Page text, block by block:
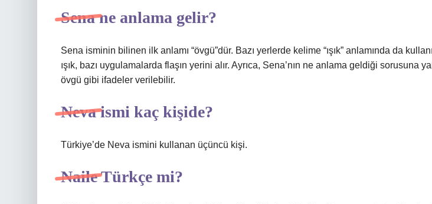
Sena ne anlama gelir?
Sena isminin bilinen ilk anlamı “övgü”dür. Bazı yerlerde kelime “ışık” anlamında da
ışık, bazı uygulamalarda flaşın yerini alır. Ayrıca, Sena’nın ne anlama geldiği sorusuna
övgü gibi ifadeler verilebilir.
Neva ismi kaç kişide?
Türkiye’de Neva ismini kullanan üçüncü kişi.
Naile Türkçe mi?